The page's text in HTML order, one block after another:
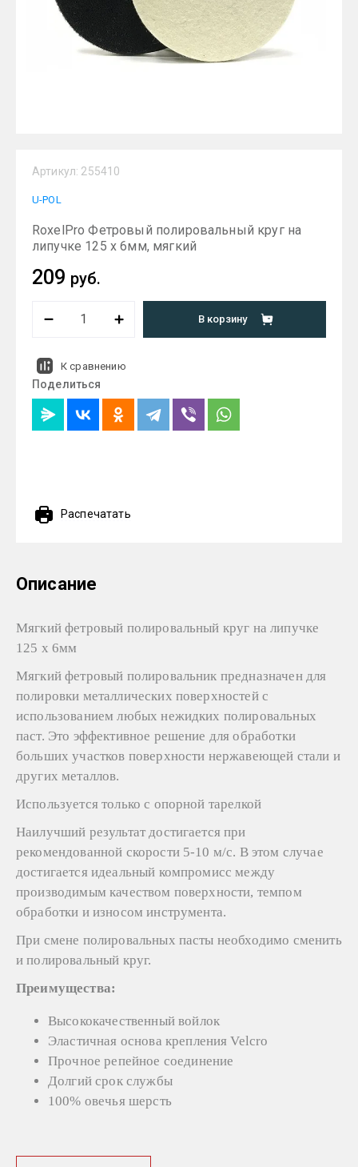
Артикул: 255410
U-POL
RoxelPro Фетровый полировальный круг на
липучке 125 х 6мм, мягкий
209 руб.
В корзину
К сравнению
Поделиться
Распечатать
Описание
Мягкий фетровый полировальный круг на липучке
125 х 6мм
Мягкий фетровый полировальник предназначен для
полировки металлических поверхностей с
использованием любых нежидких полировальных
паст. Это эффективное решение для обработки
больших участков поверхности нержавеющей стали и
других металлов.
Используется только с опорной тарелкой
Наилучший результат достигается при
рекомендованной скорости 5-10 м/с. В этом случае
достигается идеальный компромисс между
производимым качеством поверхности, темпом
обработки и износом инструмента.
При смене полировальных пасты необходимо сменить
и полировальный круг.
Преимущества:
Высококачественный войлок
Эластичная основа крепления Velcro
Прочное репейное соединение
Долгий срок службы
100% овечья шерсть